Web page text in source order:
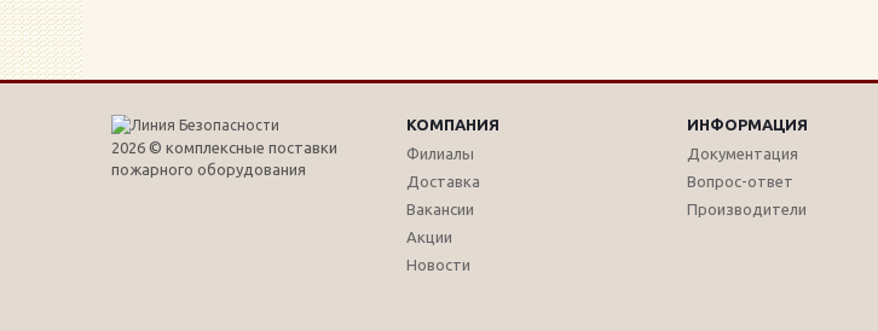
2026 © комплексные поставки
пожарного оборудования
КОМПАНИЯ
ИНФОРМАЦИЯ
Филиалы
Доставка
Вакансии
Акции
Новости
Документация
Вопрос-ответ
Производители